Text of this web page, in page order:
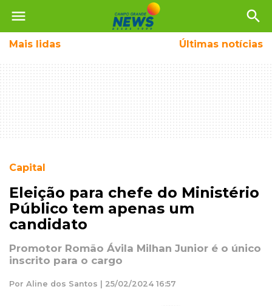
menu search
Mais lidas Últimas notícias
Capital
Eleição para chefe do Ministério
Público tem apenas um
candidato
Promotor Romão Ávila Milhan Junior é o único
inscrito para o cargo
Por Aline dos Santos | 25/02/2024 16:57